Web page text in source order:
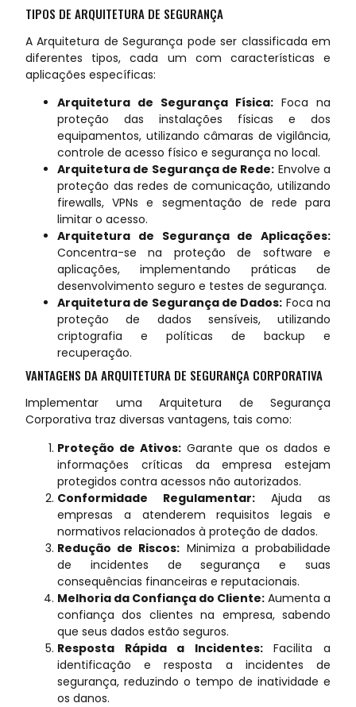
TIPOS DE ARQUITETURA DE SEGURANÇA
A Arquitetura de Segurança pode ser classificada em
diferentes tipos, cada um com características e
aplicações específicas:
Arquitetura de Segurança Física: Foca na
proteção das instalações físicas e dos
equipamentos, utilizando câmaras de vigilância,
controle de acesso físico e segurança no local.
Arquitetura de Segurança de Rede: Envolve a
proteção das redes de comunicação, utilizando
firewalls, VPNs e segmentação de rede para
limitar o acesso.
Arquitetura de Segurança de Aplicações:
Concentra-se na proteção de software e
aplicações, implementando práticas de
desenvolvimento seguro e testes de segurança.
Arquitetura de Segurança de Dados: Foca na
proteção de dados sensíveis, utilizando
criptografia e políticas de backup e
recuperação.
VANTAGENS DA ARQUITETURA DE SEGURANÇA CORPORATIVA
Implementar uma Arquitetura de Segurança
Corporativa traz diversas vantagens, tais como:
Proteção de Ativos: Garante que os dados e
informações críticas da empresa estejam
protegidos contra acessos não autorizados.
Conformidade Regulamentar: Ajuda as
empresas a atenderem requisitos legais e
normativos relacionados à proteção de dados.
Redução de Riscos: Minimiza a probabilidade
de incidentes de segurança e suas
consequências financeiras e reputacionais.
Melhoria da Confiança do Cliente: Aumenta a
confiança dos clientes na empresa, sabendo
que seus dados estão seguros.
Resposta Rápida a Incidentes:Facilita a
identificação e resposta a incidentes de
segurança, reduzindo o tempo de inatividade e
os danos.